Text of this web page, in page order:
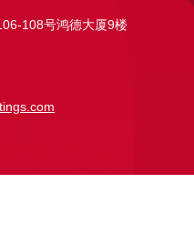
108号鸿德大厦9楼